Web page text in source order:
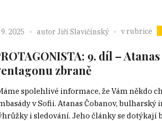
2025 autor Jiří Slavičínský v rubrice
9. díl –
zbraně
spolehlivé informace, že Vám někdo
v Sofii. Atanas Čobanov,
i sledování. Jeho články se